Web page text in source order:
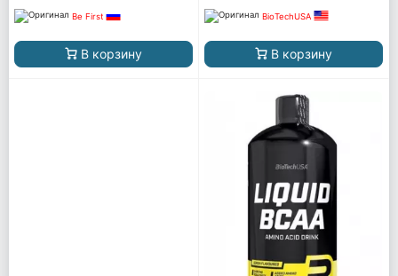
Be First
В корзину
BioTechUSA
В корзину